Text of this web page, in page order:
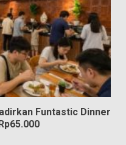
Funtastic Dinner